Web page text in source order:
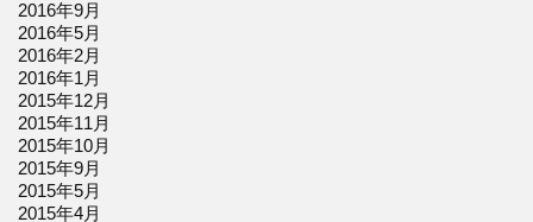
2016年9月
2016年5月
2016年2月
2016年1月
2015年12月
2015年11月
2015年10月
2015年9月
2015年5月
2015年4月